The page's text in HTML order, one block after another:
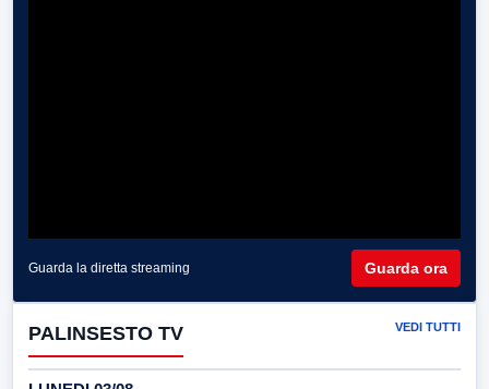
Guarda la diretta streaming Guarda ora
PALINSESTO TV VEDI TUTTI